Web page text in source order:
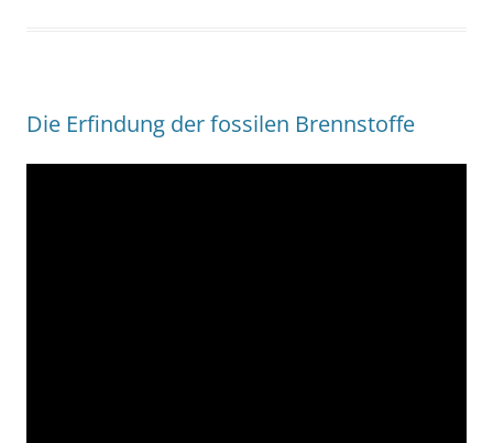
Die Erfindung der fossilen Brennstoffe